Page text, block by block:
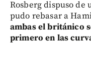
Rosberg dispuso de
pudo rebasar a
ambas el británico
primero en las